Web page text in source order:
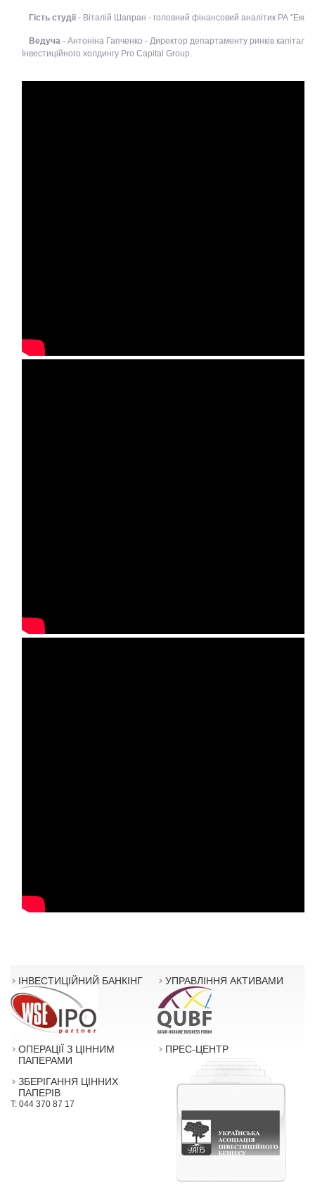
Гість студії- Віталій Шапран - головний фінансовий аналітик РА
Ведуча - Антоніна Гапченко - Директор департаменту ринків капіталу
Інвестиційного холдингу Pro Capital Group.
ІНВЕСТИЦІЙНИЙ БАНКІНГ УПРАВЛІННЯ АКТИВАМИ
ОПЕРАЦІЇ З ЦІННИМ
ПАПЕРАМИ
ЗБЕРІГАННЯ ЦІННИХ
ПАПЕРІВ
T: 044 370 87 17
ПРЕС-ЦЕНТР